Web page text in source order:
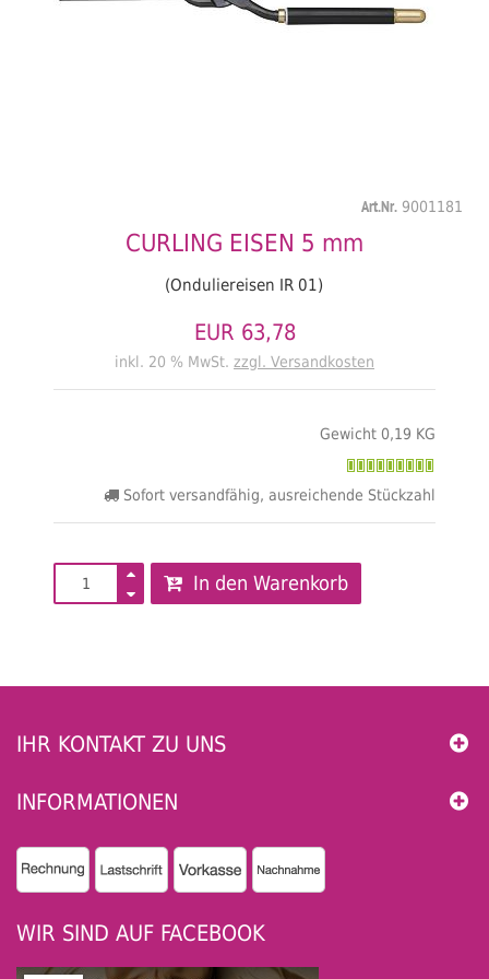
Art.Nr. 9001181
CURLING EISEN 5 mm
(Onduliereisen IR 01)
EUR 63,78
inkl. 20 % MwSt. zzgl. Versandkosten
Gewicht 0,19 KG
Sofort versandfähig, ausreichende Stückzahl
In den Warenkorb
IHR KONTAKT ZU UNS
INFORMATIONEN
WIR SIND AUF FACEBOOK